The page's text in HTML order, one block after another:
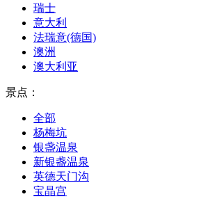
瑞士
意大利
法瑞意(德国)
澳洲
澳大利亚
景点：
全部
杨梅坑
银盏温泉
新银盏温泉
英德天门沟
宝晶宫